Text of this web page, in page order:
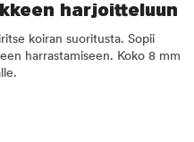
harjoitteluun
koiran suoritusta. Sopii
harrastamiseen. Koko 8 mm